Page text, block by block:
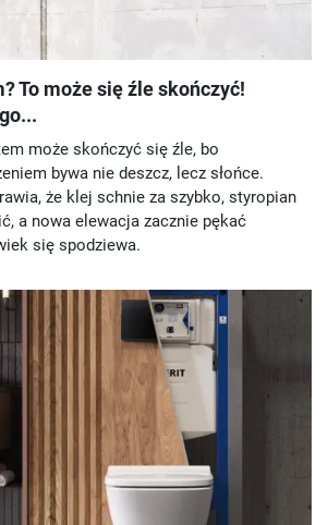
To może się źle skończyć!
może skończyć się źle, bo
bywa nie deszcz, lecz słońce.
że klej schnie za szybko, styropian
a nowa elewacja zacznie pękać
się spodziewa.